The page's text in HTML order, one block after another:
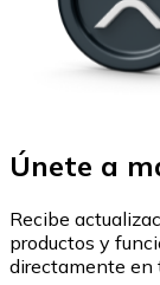
Únete a
Recibe
productos y
directamente en